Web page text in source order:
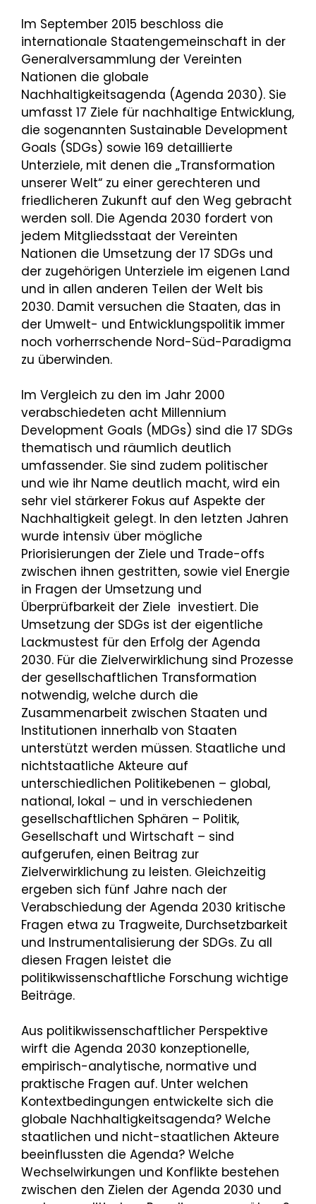
Im September 2015 beschloss die
internationale Staatengemeinschaft in der
Generalversammlung der Vereinten
Nationen die globale
Nachhaltigkeitsagenda (Agenda 2030). Sie
umfasst 17 Ziele für nachhaltige Entwicklung,
die sogenannten Sustainable Development
Goals (SDGs) sowie 169 detaillierte
Unterziele, mit denen die „Transformation
unserer Welt“ zu einer gerechteren und
friedlicheren Zukunft auf den Weg gebracht
werden soll. Die Agenda 2030 fordert von
jedem Mitgliedsstaat der Vereinten
Nationen die Umsetzung der 17 SDGs und
der zugehörigen Unterziele im eigenen Land
und in allen anderen Teilen der Welt bis
2030. Damit versuchen die Staaten, das in
der Umwelt- und Entwicklungspolitik immer
noch vorherrschende Nord-Süd-Paradigma
zu überwinden.
Im Vergleich zu den im Jahr 2000
verabschiedeten acht Millennium
Development Goals (MDGs) sind die 17 SDGs
thematisch und räumlich deutlich
umfassender. Sie sind zudem politischer
und wie ihr Name deutlich macht, wird ein
sehr viel stärkerer Fokus auf Aspekte der
Nachhaltigkeit gelegt. In den letzten Jahren
wurde intensiv über mögliche
Priorisierungen der Ziele und Trade-offs
zwischen ihnen gestritten, sowie viel Energie
in Fragen der Umsetzung und
Überprüfbarkeit der Ziele investiert. Die
Umsetzung der SDGs ist der eigentliche
Lackmustest für den Erfolg der Agenda
2030. Für die Zielverwirklichung sind Prozesse
der gesellschaftlichen Transformation
notwendig, welche durch die
Zusammenarbeit zwischen Staaten und
Institutionen innerhalb von Staaten
unterstützt werden müssen. Staatliche und
nichtstaatliche Akteure auf
unterschiedlichen Politikebenen – global,
national, lokal – und in verschiedenen
gesellschaftlichen Sphären – Politik,
Gesellschaft und Wirtschaft – sind
aufgerufen, einen Beitrag zur
Zielverwirklichung zu leisten. Gleichzeitig
ergeben sich fünf Jahre nach der
Verabschiedung der Agenda 2030 kritische
Fragen etwa zu Tragweite, Durchsetzbarkeit
und Instrumentalisierung der SDGs. Zu all
diesen Fragen leistet die
politikwissenschaftliche Forschung wichtige
Beiträge.
Aus politikwissenschaftlicher Perspektive
wirft die Agenda 2030 konzeptionelle,
empirisch-analytische, normative und
praktische Fragen auf. Unter welchen
Kontextbedingungen entwickelte sich die
globale Nachhaltigkeitsagenda? Welche
staatlichen und nicht-staatlichen Akteure
beeinflussten die Agenda? Welche
Wechselwirkungen und Konflikte bestehen
zwischen den Zielen der Agenda 2030 und